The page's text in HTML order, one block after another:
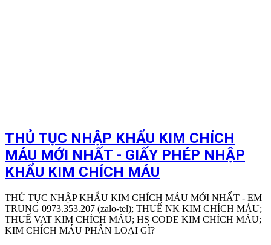
THỦ TỤC NHẬP KHẨU KIM CHÍCH
MÁU MỚI NHẤT - GIẤY PHÉP NHẬP
KHẨU KIM CHÍCH MÁU
THỦ TỤC NHẬP KHẨU KIM CHÍCH MÁU MỚI NHẤT - EM
TRUNG 0973.353.207 (zalo-tel); THUẾ NK KIM CHÍCH MÁU;
THUẾ VAT KIM CHÍCH MÁU; HS CODE KIM CHÍCH MÁU;
KIM CHÍCH MÁU PHÂN LOẠI GÌ?